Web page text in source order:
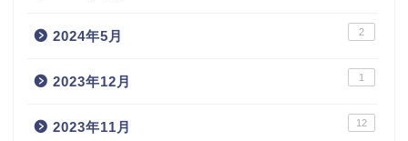
2024年5月 2
2023年12月 1
2023年11月 12